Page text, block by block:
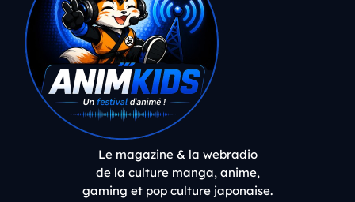
Le magazine & la webradio
de la culture manga, anime,
gaming et pop culture japonaise.